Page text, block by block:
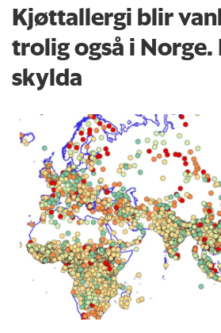
Kjøttallergi blir
trolig også i Norge.
skylda